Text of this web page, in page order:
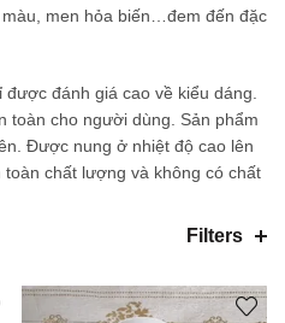
men hỏa biến…đem đến đặc
đánh giá cao về kiểu dáng.
toàn cho người dùng. Sản phẩm
Được nung ở nhiệt độ cao lên
chất lượng và không có chất
Filters